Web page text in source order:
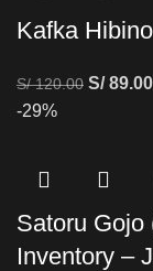
Kafka
S/120.00 S/89.00
-29%
Satoru Gojo
Inventory –